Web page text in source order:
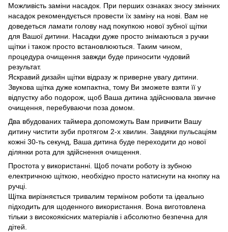
Можливість заміни насадок. При перших ознаках зносу змінних
насадок рекомендується провести їх заміну на нові. Вам не
доведеться ламати голову над покупкою нової зубної щітки
для Вашої дитини. Насадки дуже просто знімаються з ручки
щітки і також просто встановлюються. Таким чином,
процедура очищення завжди буде приносити чудовий
результат.
Яскравий дизайн щітки відразу ж приверне увагу дитини.
Звукова щітка дуже компактна, тому Ви зможете взяти її у
відпустку або подорож, щоб Ваша дитина здійснювала звичне
очищення, перебуваючи поза домом.
Два вбудованих таймера допоможуть Вам привчити Вашу
дитину чистити зуби протягом 2-х хвилин. Завдяки пульсаціям
кожні 30-ть секунд, Ваша дитина буде переходити до нової
ділянки рота для здійснення очищення.
Простота у використанні. Щоб почати роботу із зубною
електричною щіткою, необхідно просто натиснути на кнопку на
ручці.
Щітка вирізняється тривалим терміном роботи та ідеально
підходить для щоденного використання. Вона виготовлена
тільки з високоякісних матеріалів і абсолютно безпечна для
дітей.